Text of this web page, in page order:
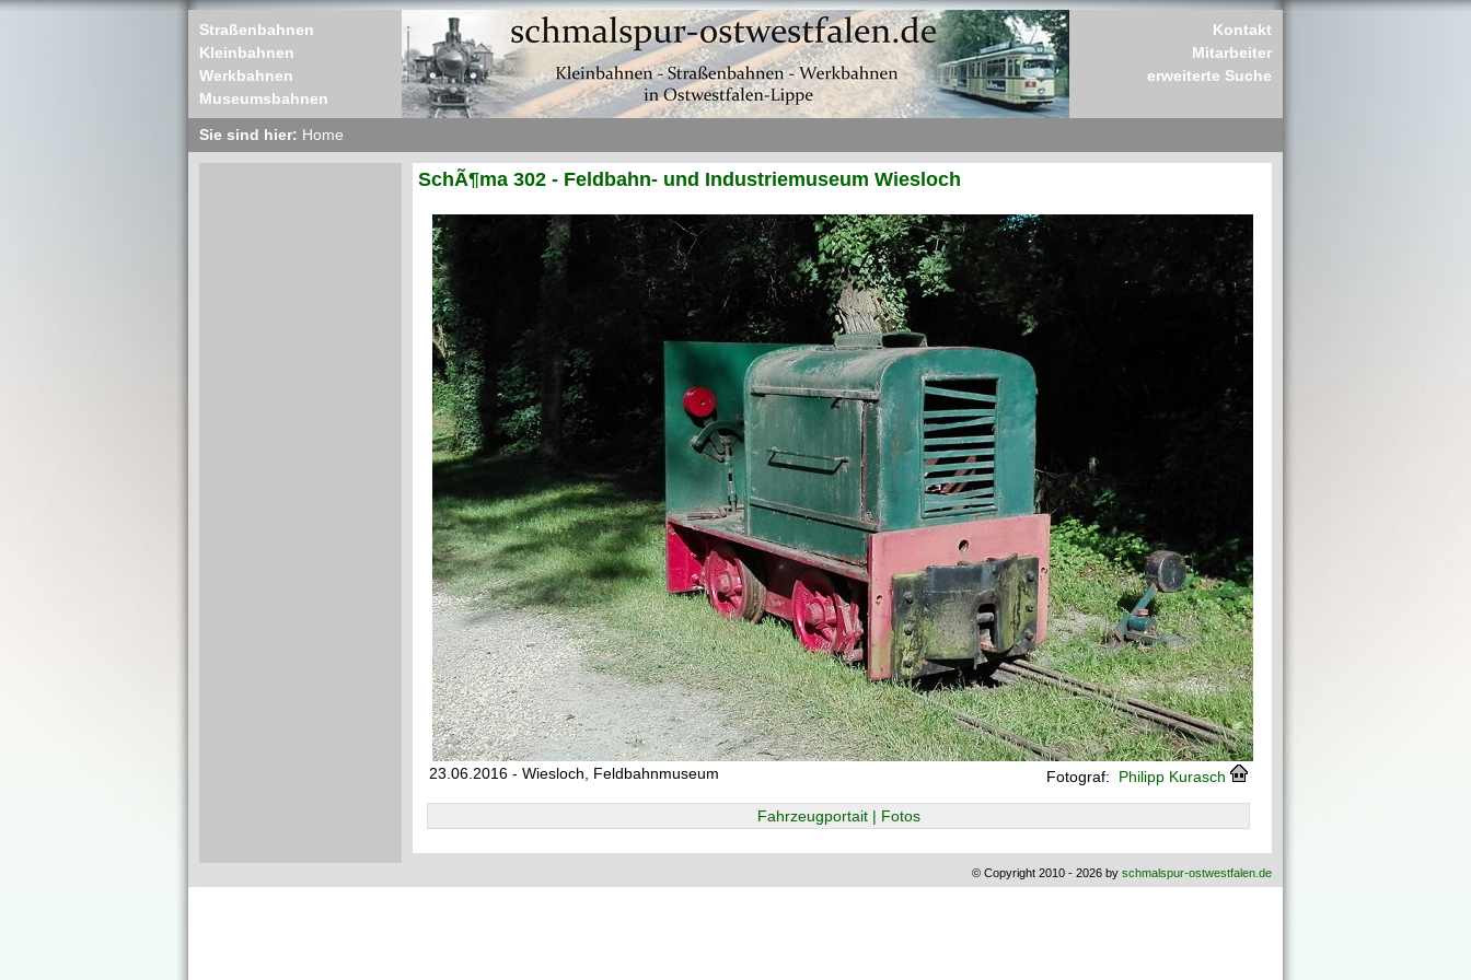
Straßenbahnen
Kleinbahnen
Werkbahnen
Museumsbahnen
Kontakt
Mitarbeiter
erweiterte Suche
Sie sind hier: Home
SchÃ¶ma 302 - Feldbahn- und Industriemuseum Wiesloch
23.06.2016 - Wiesloch, Feldbahnmuseum Fotograf: Philipp Kurasch
Fahrzeugportait | Fotos
© Copyright 2010 - 2026 by schmalspur-ostwestfalen.de